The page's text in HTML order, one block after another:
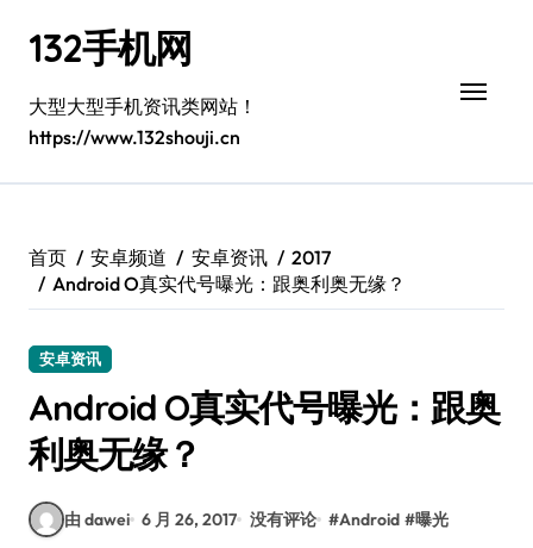
132手机网
大型大型手机资讯类网站！
https://www.132shouji.cn
首页 安卓频道 安卓资讯
2017
Android O真实代号曝光：跟奥利奥无缘？
安卓资讯
Android O真实代号曝光：跟奥
利奥无缘？
由 dawei 6 月 26, 2017 没有评论 #Android #曝光